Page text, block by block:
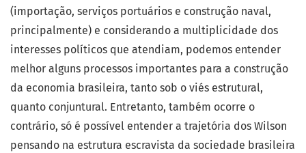
(importação, serviços portuários e construção naval,
principalmente) e considerando a multiplicidade dos
interesses políticos que atendiam, podemos entender
melhor alguns processos importantes para a construção
da economia brasileira, tanto sob o viés estrutural,
quanto conjuntural. Entretanto, também ocorre o
contrário, só é possível entender a trajetória dos Wilson
pensando na estrutura escravista da sociedade brasileira